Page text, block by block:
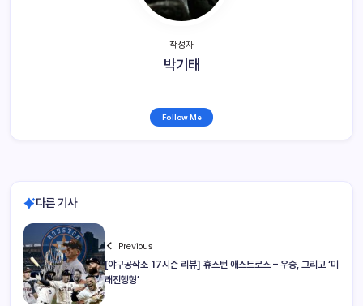
작성자
박기태
Follow Me
다른 기사
Previous
[야구공작소 17시즌 리뷰] 휴스턴 애스트로스 – 우승, 그리고 ‘미
래진행형’